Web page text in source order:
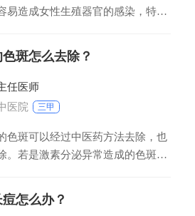
易造成女性生殖器官的感染，特别
降。 2、肥胖 女性患内分泌
会发生一点变化，很可能会造成肌
斑以及痘痘等。此外，内分泌失调
斑怎么去除？
任医师
医院
三甲
斑可以经过中医药方法去除，也
。若是激素分泌异常造成的色斑，
些活血化瘀、补血益气的中药治
怎么办？